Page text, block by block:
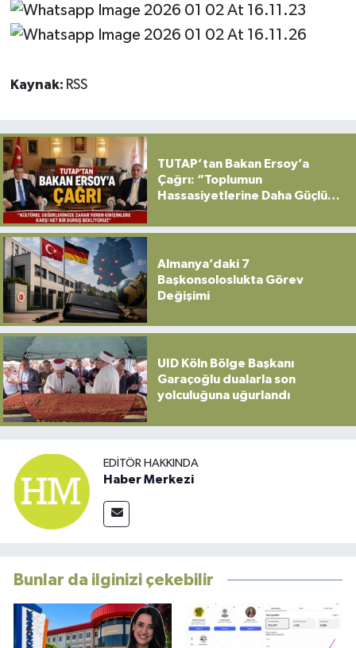
Kaynak: RSS
TUTAP’tan Bakan Ersoy’a
Çağrı: “Toplumun
Hassasiyetlerine Daha Güçlü
Almanya’daki 7
Başkonsoloslukta Görev
Değişimi
UID Köln Bölge Başkanı
Garaçoğlu dualarla son
yolculuğuna uğurlandı
EDITÖR HAKKINDA
Haber Merkezi
Bunlar da ilginizi çekebilir